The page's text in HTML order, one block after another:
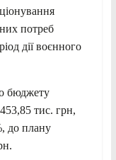
потреб
дії воєнного
бюджету
тис. грн,
до плану